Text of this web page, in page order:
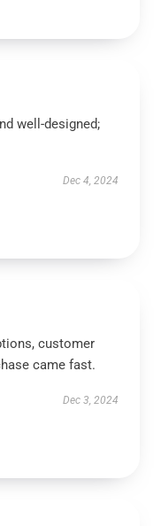
well-designed;
Dec 4, 2024
customer
came fast.
Dec 3, 2024